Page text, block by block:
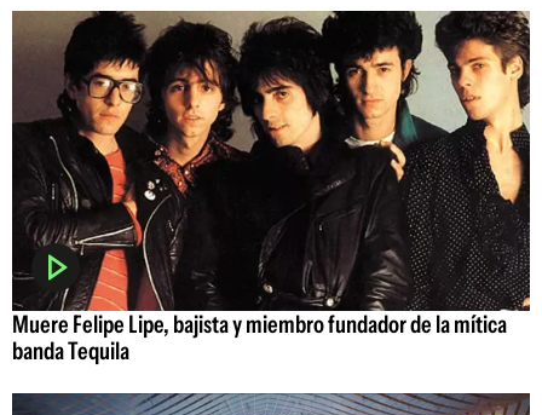
Muere Felipe Lipe, bajista y miembro fundador de la mítica
banda Tequila